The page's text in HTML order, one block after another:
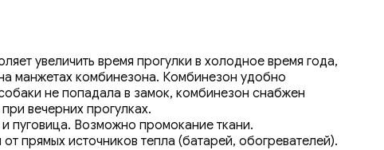
увеличить время прогулки в холодное время года,
манжетах комбинезона. Комбинезон удобно
не попадала в замок, комбинезон снабжен
вечерних прогулках.
пуговица. Возможно промокание ткани.
прямых источников тепла (батарей, обогревателей).